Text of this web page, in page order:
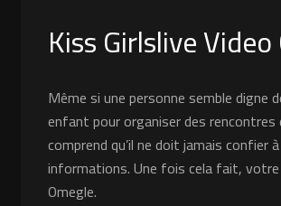
Kiss Girlslive
Même si une personne semble
enfant pour organiser des
comprend qu’il ne doit jamais confier
informations. Une fois cela fait,
Omegle.